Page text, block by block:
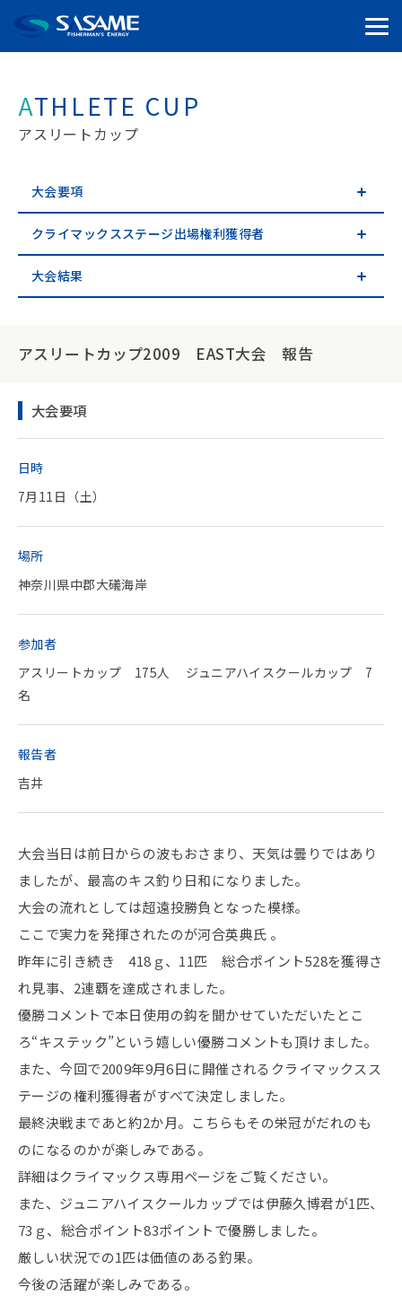
ATHLETE CUP
アスリートカップ
大会要項
クライマックスステージ出場権利獲得者
大会結果
アスリートカップ2009 EAST大会 報告
大会要項
日時
7月11日（土）
場所
神奈川県中郡大礒海岸
参加者
アスリートカップ 175人 ジュニアハイスクールカップ 7
名
報告者
吉井
大会当日は前日からの波もおさまり、天気は曇りではあり
ましたが、最高のキス釣り日和になりました。
大会の流れとしては超遠投勝負となった模様。
ここで実力を発揮されたのが河合英典氏 。
昨年に引き続き 418ｇ、11匹 総合ポイント528を獲得さ
れ見事、2連覇を達成されました。
優勝コメントで本日使用の鈎を聞かせていただいたとこ
ろ“キステック”という嬉しい優勝コメントも頂けました。
また、今回で2009年9月6日に開催されるクライマックスス
テージの権利獲得者がすべて決定しました。
最終決戦まであと約2か月。こちらもその栄冠がだれのも
のになるのかが楽しみである。
詳細はクライマックス専用ページをご覧ください。
また、ジュニアハイスクールカップでは伊藤久博君が1匹、
73ｇ、総合ポイント83ポイントで優勝しました。
厳しい状況での1匹は価値のある釣果。
今後の活躍が楽しみである。